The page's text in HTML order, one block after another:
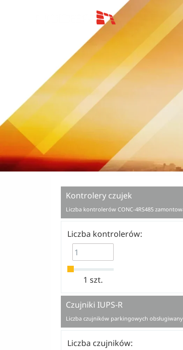
Kontrolery czujek
Liczba kontrolerów CONC-4RS485
Liczba kontrolerów:
1 szt.
Czujniki IUPS-R
Liczba czujników parkingowych
Liczba czujników: